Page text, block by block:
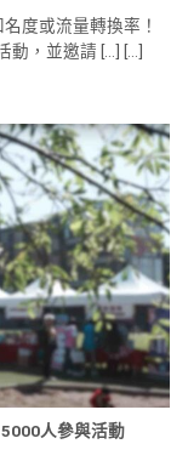
度或流量轉換率！
，並邀請 [...] [...]
人參與活動